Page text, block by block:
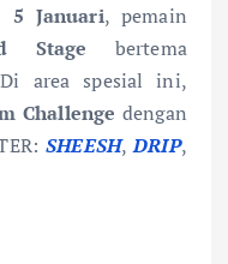
5 Januari, pemain
Stage bertema
Di area spesial ini,
Challenge dengan
SHEESH,DRIP,